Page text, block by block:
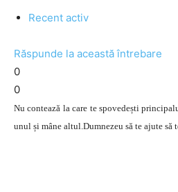
Recent activ
Răspunde la această întrebare
0
0
Nu contează la care te spovedești
unul și mâne altul.Dumnezeu să te ajute